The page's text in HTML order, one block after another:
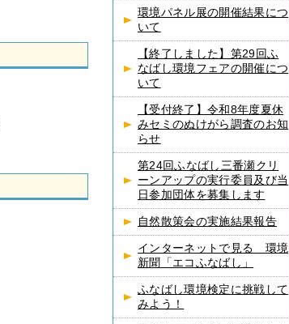
環境パネル展の開催結果につ
いて
【終了しました】第29回ふ
なばし環境フェアの開催につ
いて
【受付終了】令和8年度夏休
みセミのぬけがら調査のお知
らせ
第24回ふなばし三番瀬クリ
ーンアップの実行委員及び当
日参加団体を募集します
自然散策会の実施結果報告
インターネットで見る 環境
新聞「エコふなばし」
ふなばし環境検定に挑戦して
みよう！